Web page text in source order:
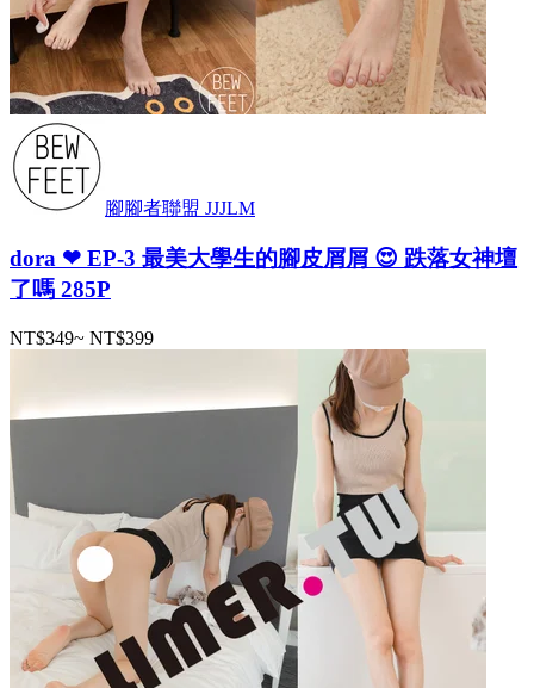
腳腳者聯盟 JJJLM
dora ❤ EP-3 最美大學生的腳皮屑屑 😍 跌落女神壇
了嗎 285P
NT$349~ NT$399